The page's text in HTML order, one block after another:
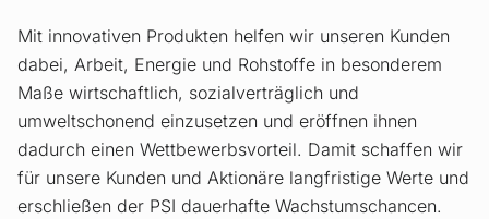
Mit innovativen Produkten helfen wir unseren Kunden
dabei, Arbeit, Energie und Rohstoffe in besonderem
Maße wirtschaftlich, sozialverträglich und
umweltschonend einzusetzen und eröffnen ihnen
dadurch einen Wettbewerbsvorteil. Damit schaffen wir
für unsere Kunden und Aktionäre langfristige Werte und
erschließen der PSI dauerhafte Wachstumschancen.